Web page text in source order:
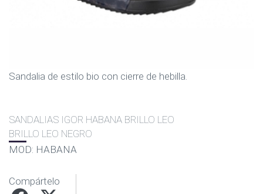
Sandalia de estilo bio con cierre de hebilla.
SANDALIAS IGOR HABANA BRILLO LEO
BRILLO LEO NEGRO
MOD: HABANA
Compártelo